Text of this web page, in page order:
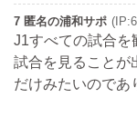
7 匿名の浦和サポ
J1すべての試合を
試合を見ることが
だけみたいのであ